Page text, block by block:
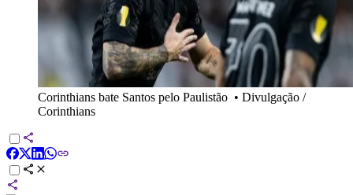
Corinthians bate Santos pelo Paulistão • Divulgação /
Corinthians